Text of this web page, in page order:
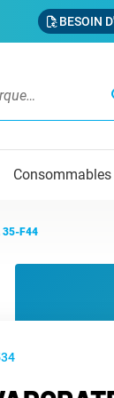
BESOIN
Consommables
35-F44